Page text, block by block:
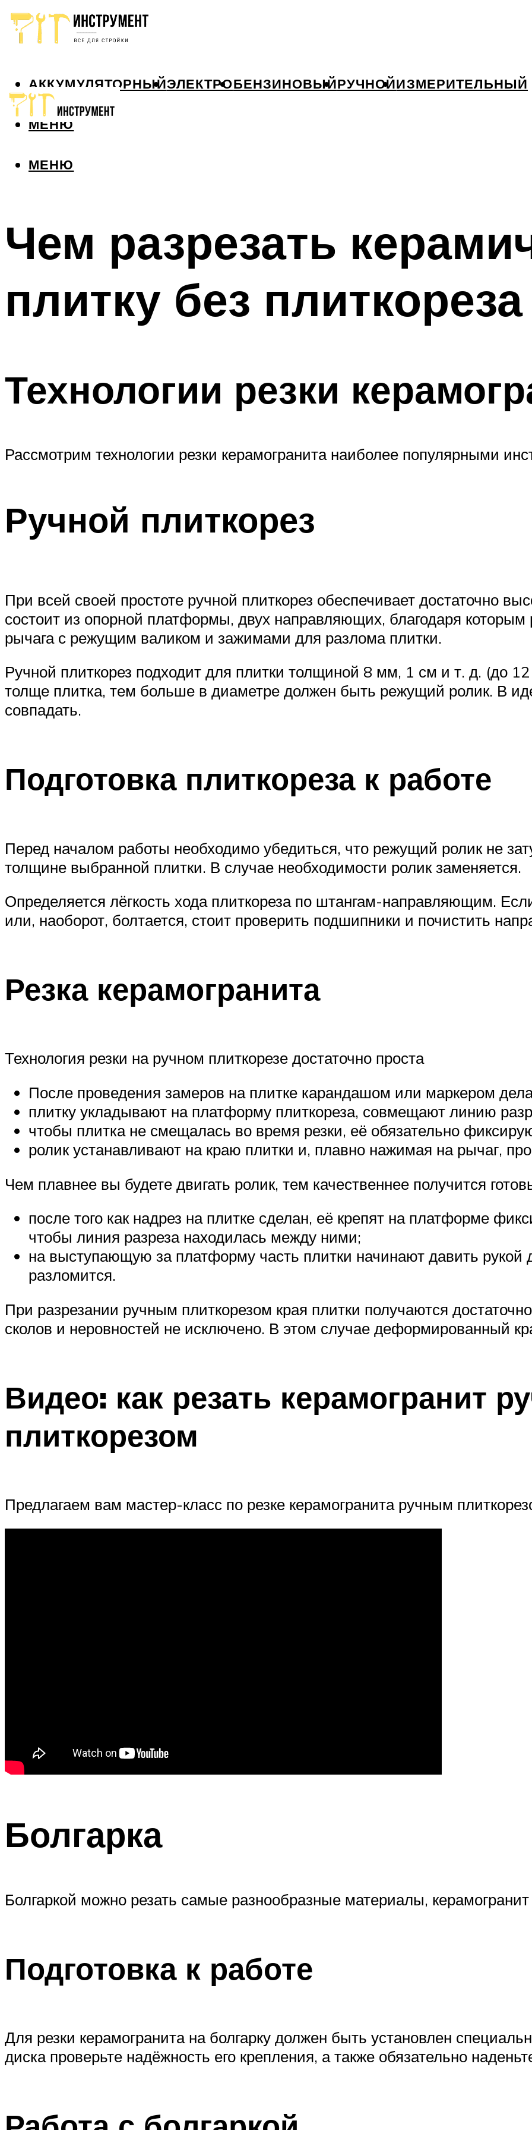
АККУМУЛЯТОРНЫЙЭЛЕКТРОБЕНЗИНОВЫЙРУЧНОЙИЗМЕРИТЕЛЬНЫЙ
МЕНЮ
МЕНЮ
Чем разрезать
плитку без плиткореза
Технологии резки
Рассмотрим технологии резки керамогранита наиболее популярными
Ручной плиткорез
При всей своей простоте ручной плиткорез обеспечивает достаточно
состоит из опорной платформы, двух направляющих, благодаря
рычага с режущим валиком и зажимами для разлома плитки.
Ручной плиткорез подходит для плитки толщиной 8 мм, 1 см и т. д. (до
толще плитка, тем больше в диаметре должен быть режущий ролик. В
совпадать.
Подготовка плиткореза к работе
Перед началом работы необходимо убедиться, что режущий ролик не
толщине выбранной плитки. В случае необходимости ролик заменяется.
Определяется лёгкость хода плиткореза по штангам-направляющим.
или, наоборот, болтается, стоит проверить подшипники и почистить
Резка керамогранита
Технология резки на ручном плиткорезе достаточно проста
После проведения замеров на плитке карандашом или маркером
плитку укладывают на платформу плиткореза, совмещают линию
чтобы плитка не смещалась во время резки, её обязательно
ролик устанавливают на краю плитки и, плавно нажимая на рычаг,
Чем плавнее вы будете двигать ролик, тем качественнее получится
после того как надрез на плитке сделан, её крепят на платформе
чтобы линия разреза находилась между ними;
на выступающую за платформу часть плитки начинают давить рукой
разломится.
При разрезании ручным плиткорезом края плитки получаются
сколов и неровностей не исключено. В этом случае деформированный
Видео: как резать керамогранит
плиткорезом
Предлагаем вам мастер-класс по резке керамогранита ручным
Болгарка
Болгаркой можно резать самые разнообразные материалы,
Подготовка к работе
Для резки керамогранита на болгарку должен быть установлен
диска проверьте надёжность его крепления, а также обязательно